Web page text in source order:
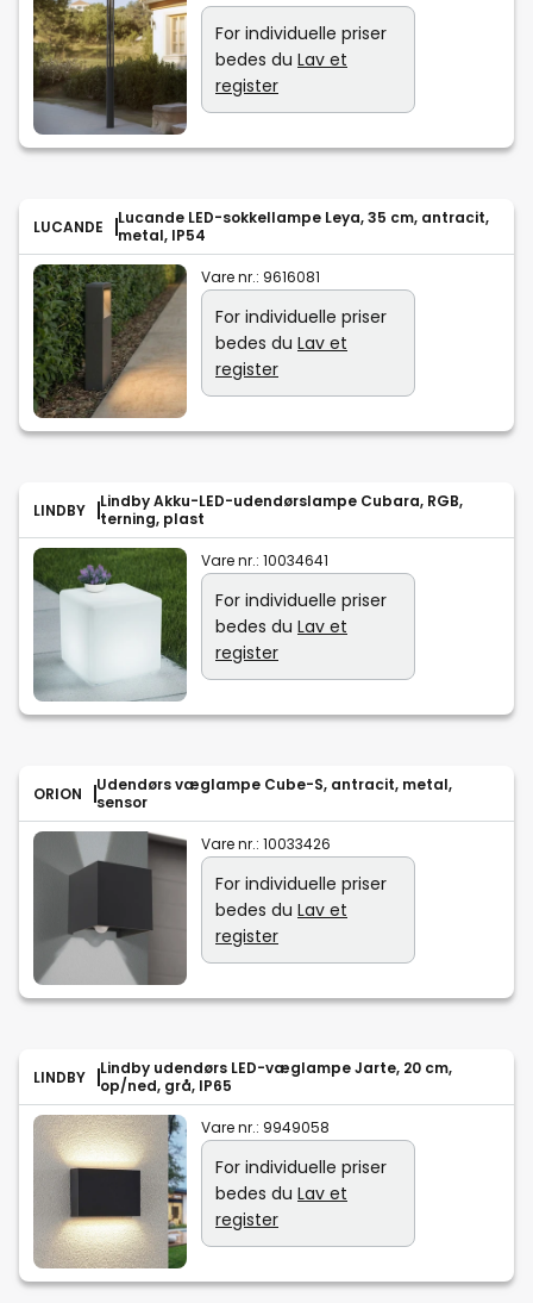
For individuelle priser
bedes du Lav et
register
LUCANDE
Lucande LED-sokkellampe Leya, 35 cm, antracit,
metal, IP54
Vare nr.: 9616081
For individuelle priser
bedes du Lav et
register
LINDBY
Lindby Akku-LED-udendørslampe Cubara, RGB,
terning, plast
Vare nr.: 10034641
For individuelle priser
bedes du Lav et
register
ORION
Udendørs væglampe Cube-S, antracit, metal,
sensor
Vare nr.: 10033426
For individuelle priser
bedes du Lav et
register
LINDBY
Lindby udendørs LED-væglampe Jarte, 20 cm,
op/ned, grå, IP65
Vare nr.: 9949058
For individuelle priser
bedes du Lav et
register